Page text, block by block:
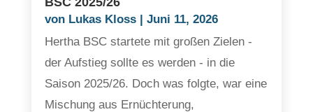
von Lukas Kloss| Juni 11, 2026
Hertha BSC startete mit großen Zielen -
der Aufstieg sollte es werden - in die
Saison 2025/26. Doch was folgte, war eine
Mischung aus Ernüchterung,